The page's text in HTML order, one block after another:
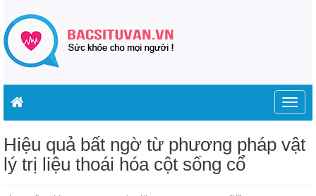
Hiệu quả bất ngờ từ phương pháp vật
lý trị liệu thoái hóa cột sống cổ